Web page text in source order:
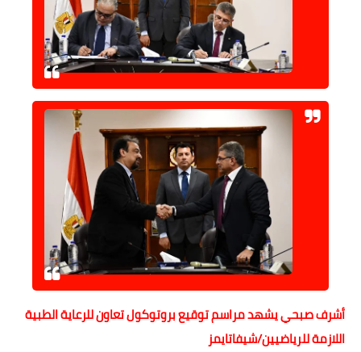
حوادث وقضايا
خدمات
الصحه والجمال
فن المطبخ
مقالات
أشرف صبحي يشهد مراسم توقيع بروتوكول تعاون للرعاية الطبية
اللازمة للرياضيين/شيفاتايمز